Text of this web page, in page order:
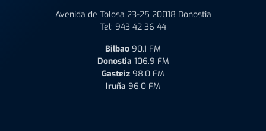
Avenida de Tolosa 23-25 20018 Donostia
Tel: 943 42 36 44
Bilbao 90.1 FM
Donostia 106.9 FM
Gasteiz 98.0 FM
Iruña 96.0 FM